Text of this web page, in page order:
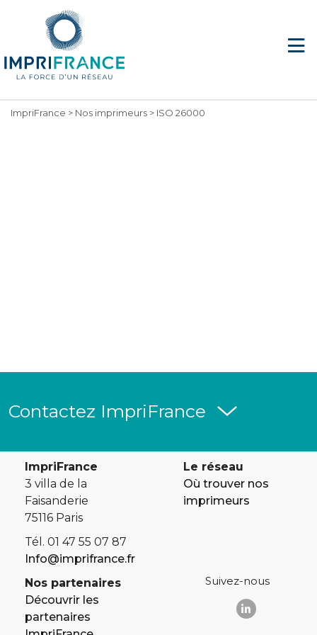
ImpriFrance > Nos imprimeurs > ISO 26000
Contactez ImpriFrance
ImpriFrance
3 villa de la
Faisanderie
75116 Paris
Tél. 01 47 55 07 87
Info@imprifrance.fr
Le réseau
Où trouver nos
imprimeurs
Nos partenaires
Découvrir les
partenaires
Suivez-nous